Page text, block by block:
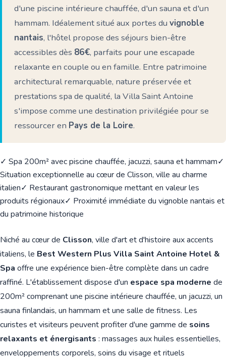
d'une piscine intérieure chauffée, d'un sauna et d'un
hammam. Idéalement situé aux portes du vignoble
nantais, l'hôtel propose des séjours bien-être
accessibles dès 86€, parfaits pour une escapade
relaxante en couple ou en famille. Entre patrimoine
architectural remarquable, nature préservée et
prestations spa de qualité, la Villa Saint Antoine
s'impose comme une destination privilégiée pour se
ressourcer en Pays de la Loire.
✓ Spa 200m² avec piscine chauffée, jacuzzi, sauna et hammam✓
Situation exceptionnelle au cœur de Clisson, ville au charme
italien✓ Restaurant gastronomique mettant en valeur les
produits régionaux✓ Proximité immédiate du vignoble nantais et
du patrimoine historique
Niché au cœur de Clisson, ville d'art et d'histoire aux accents
italiens, le Best Western Plus Villa Saint Antoine Hotel &
Spa offre une expérience bien-être complète dans un cadre
raffiné. L'établissement dispose d'un espace spa moderne de
200m² comprenant une piscine intérieure chauffée, un jacuzzi, un
sauna finlandais, un hammam et une salle de fitness. Les
curistes et visiteurs peuvent profiter d'une gamme de soins
relaxants et énergisants : massages aux huiles essentielles,
enveloppements corporels, soins du visage et rituels